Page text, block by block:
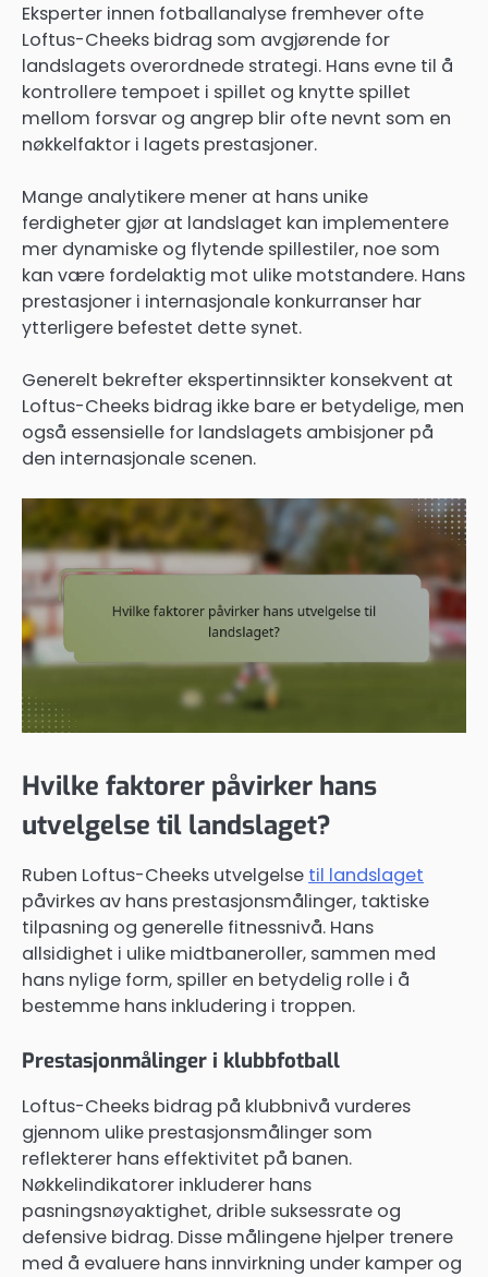
Eksperter innen fotballanalyse fremhever ofte
Loftus-Cheeks bidrag som avgjørende for
landslagets overordnede strategi. Hans evne til å
kontrollere tempoet i spillet og knytte spillet
mellom forsvar og angrep blir ofte nevnt som en
nøkkelfaktor i lagets prestasjoner.
Mange analytikere mener at hans unike
ferdigheter gjør at landslaget kan implementere
mer dynamiske og flytende spillestiler, noe som
kan være fordelaktig mot ulike motstandere. Hans
prestasjoner i internasjonale konkurranser har
ytterligere befestet dette synet.
Generelt bekrefter ekspertinnsikter konsekvent at
Loftus-Cheeks bidrag ikke bare er betydelige, men
også essensielle for landslagets ambisjoner på
den internasjonale scenen.
Hvilke faktorer påvirker hans
utvelgelse til landslaget?
Ruben Loftus-Cheeks utvelgelse til landslaget
påvirkes av hans prestasjonsmålinger, taktiske
tilpasning og generelle fitnessnivå. Hans
allsidighet i ulike midtbaneroller, sammen med
hans nylige form, spiller en betydelig rolle i å
bestemme hans inkludering i troppen.
Prestasjonmålinger i klubbfotball
Loftus-Cheeks bidrag på klubbnivå vurderes
gjennom ulike prestasjonsmålinger som
reflekterer hans effektivitet på banen.
Nøkkelindikatorer inkluderer hans
pasningsnøyaktighet, drible suksessrate og
defensive bidrag. Disse målingene hjelper trenere
med å evaluere hans innvirkning under kamper og